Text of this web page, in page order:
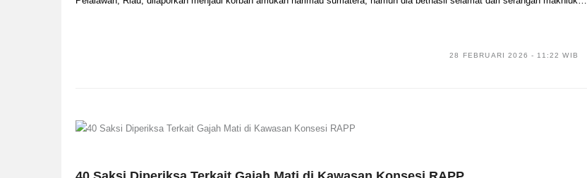
28 FEBRUARI 2026 - 11:22 WIB